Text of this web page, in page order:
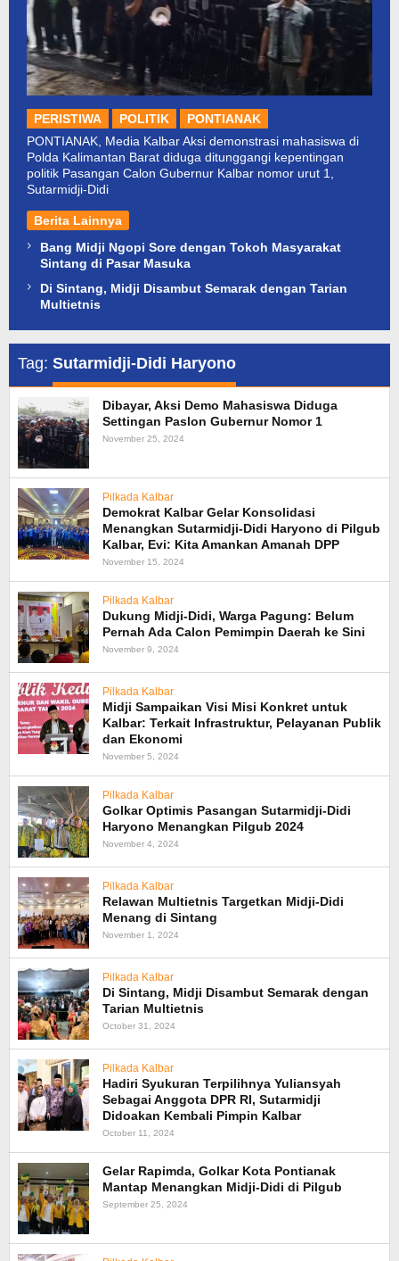
PERISTIWA POLITIK
PONTIANAK
PONTIANAK, Media Kalbar Aksi demonstrasi mahasiswa di
Polda Kalimantan Barat diduga ditunggangi kepentingan
politik Pasangan Calon Gubernur Kalbar nomor urut 1,
Sutarmidji-Didi
Berita Lainnya
Bang Midji Ngopi Sore dengan Tokoh Masyarakat
Sintang di Pasar Masuka
Di Sintang, Midji Disambut Semarak dengan Tarian
Multietnis
Tag: Sutarmidji-Didi Haryono
Dibayar, Aksi Demo Mahasiswa Diduga
Settingan Paslon Gubernur Nomor 1
November 25, 2024
Pilkada Kalbar
Demokrat Kalbar Gelar Konsolidasi
Menangkan Sutarmidji-Didi Haryono di Pilgub
Kalbar, Evi: Kita Amankan Amanah DPP
November 15, 2024
Pilkada Kalbar
Dukung Midji-Didi, Warga Pagung: Belum
Pernah Ada Calon Pemimpin Daerah ke Sini
November 9, 2024
Pilkada Kalbar
Midji Sampaikan Visi Misi Konkret untuk
Kalbar: Terkait Infrastruktur, Pelayanan Publik
dan Ekonomi
November 5, 2024
Pilkada Kalbar
Golkar Optimis Pasangan Sutarmidji-Didi
Haryono Menangkan Pilgub 2024
November 4, 2024
Pilkada Kalbar
Relawan Multietnis Targetkan Midji-Didi
Menang di Sintang
November 1, 2024
Pilkada Kalbar
Di Sintang, Midji Disambut Semarak dengan
Tarian Multietnis
October 31, 2024
Pilkada Kalbar
Hadiri Syukuran Terpilihnya Yuliansyah
Sebagai Anggota DPR RI, Sutarmidji
Didoakan Kembali Pimpin Kalbar
October 11, 2024
Gelar Rapimda, Golkar Kota Pontianak
Mantap Menangkan Midji-Didi di Pilgub
September 25, 2024